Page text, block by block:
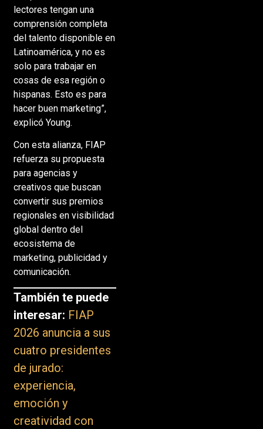
lectores tengan una
comprensión completa
del talento disponible en
Latinoamérica, y no es
solo para trabajar en
cosas de esa región o
hispanas. Esto es para
hacer buen marketing”,
explicó Young.
Con esta alianza, FIAP
refuerza su propuesta
para agencias y
creativos que buscan
convertir sus premios
regionales en visibilidad
global dentro del
ecosistema de
marketing, publicidad y
comunicación.
También te puede
interesar: FIAP
2026 anuncia a sus
cuatro presidentes
de jurado:
experiencia,
emoción y
creatividad con